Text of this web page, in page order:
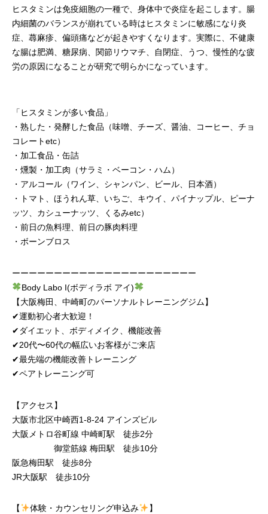
ヒスタミンは免疫細胞の一種で、身体中で炎症を起こします。腸
内細菌のバランスが崩れている時はヒスタミンに敏感になり炎
症、蕁麻疹、偏頭痛などが起きやすくなります。実際に、不健康
な腸は肥満、糖尿病、関節リウマチ、自閉症、うつ、慢性的な疲
労の原因になることが研究で明らかになっています。
「ヒスタミンが多い食品」
・熟した・発酵した食品（味噌、チーズ、醤油、コーヒー、チョ
コレートetc）
・加工食品・缶詰
・燻製・加工肉（サラミ・ベーコン・ハム）
・アルコール（ワイン、シャンパン、ビール、日本酒）
・トマト、ほうれん草、いちご、キウイ、パイナップル、ピーナ
ッツ、カシューナッツ、くるみetc）
・前日の魚料理、前日の豚肉料理
・ボーンブロス
ーーーーーーーーーーーーーーーーーーーーーー
Body Labo I(ボディラボ アイ)
【大阪梅田、中崎町のパーソナルトレーニングジム】
✔︎運動初心者大歓迎！
✔︎ダイエット、ボディメイク、機能改善
✔︎20代〜60代の幅広いお客様がご来店
✔︎最先端の機能改善トレーニング
✔︎ペアトレーニング可
【アクセス】
大阪市北区中崎西1-8-24 アインズビル
大阪メトロ谷町線 中崎町駅 徒歩2分
御堂筋線 梅田駅 徒歩10分
阪急梅田駅 徒歩8分
JR大阪駅 徒歩10分
【 体験・カウンセリング申込み
】